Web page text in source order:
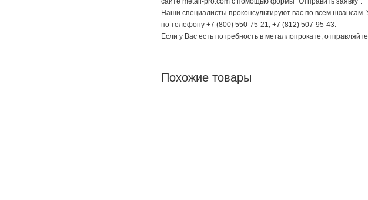
Наши специалисты проконсультируют вас по всем
по телефону +7 (800) 550-75-21, +7 (812) 507-95-43.
Если у Вас есть потребность в металлопрокате,
Похожие товары